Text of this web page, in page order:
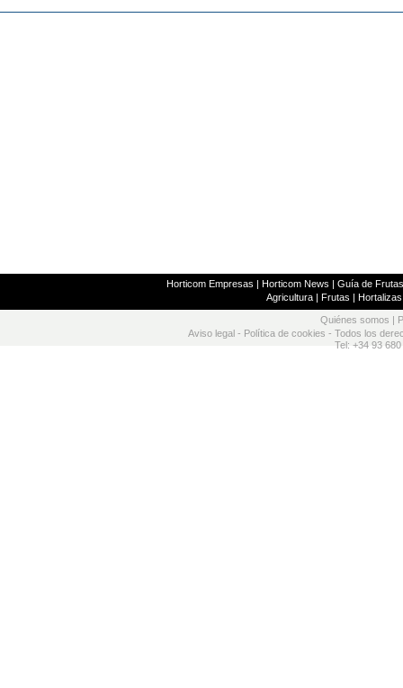
Horticom Empresas | Horticom News | Guía de
Agricultura| Frutas | Hortalizas
Quiénes somos
Aviso legal - Política de cookies - Todos los
Tel: +34 93